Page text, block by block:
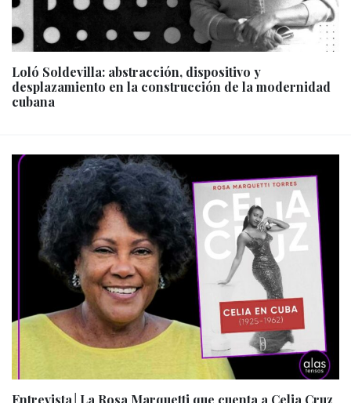
Loló Soldevilla: abstracción, dispositivo y
desplazamiento en la construcción de la modernidad
cubana
Entrevista│La Rosa Marquetti que cuenta a Celia Cruz